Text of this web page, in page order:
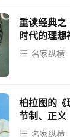
重读经典之
时代的理想
名家纵横
柏拉图的《
节制、正义
名家纵横